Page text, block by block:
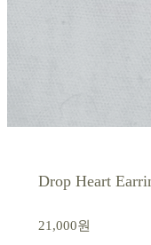
Drop Heart
21,000원